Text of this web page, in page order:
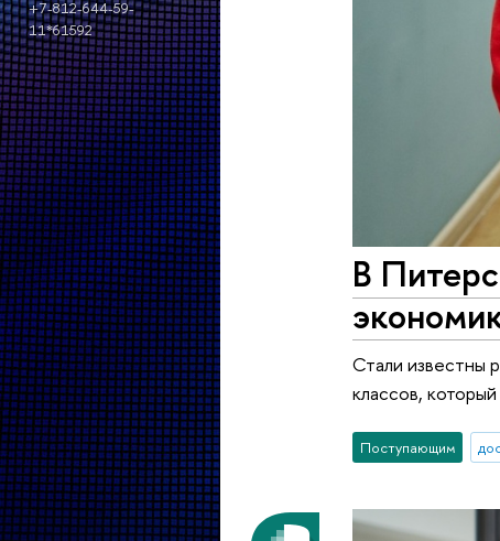
+7-812-644-59-
11*61592
В
Стали известны
классов,
Поступающим